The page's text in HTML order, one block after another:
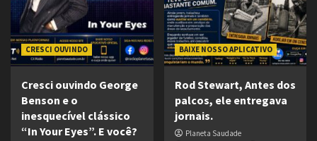
CRESCI OUVINDO
Cresci ouvindo George
Benson e o
inesquecível clássico
“In Your Eyes”. E você?
BAIXE NOSSO APLICATIVO
Rod Stewart, Antes dos
palcos, ele entregava
jornais.
Planeta Saudade